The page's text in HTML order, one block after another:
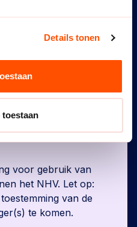
Details tonen
toestaan
voor gebruik van
het NHV. Let op:
van de
te komen.